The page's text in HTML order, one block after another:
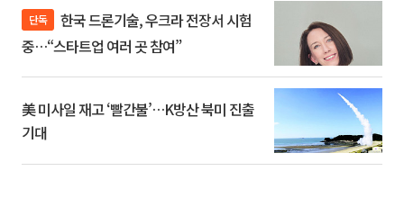
단독
중…“스타트업 여러 곳 참여”
美 미사일 재고 ‘빨간불’…K방산 북미 진출
기대